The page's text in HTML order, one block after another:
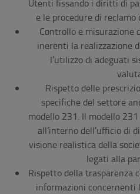
Utenti fissando i diritti di
e le procedure di
Controllo e misurazione
inerenti la realizzazione
l’utilizzo di adeguati
Rispetto delle
specifiche del settore
modello 231. Il modello
all’interno dell’ufficio di
visione realistica della
legati alla
Rispetto della trasparenza
informazioni concernenti